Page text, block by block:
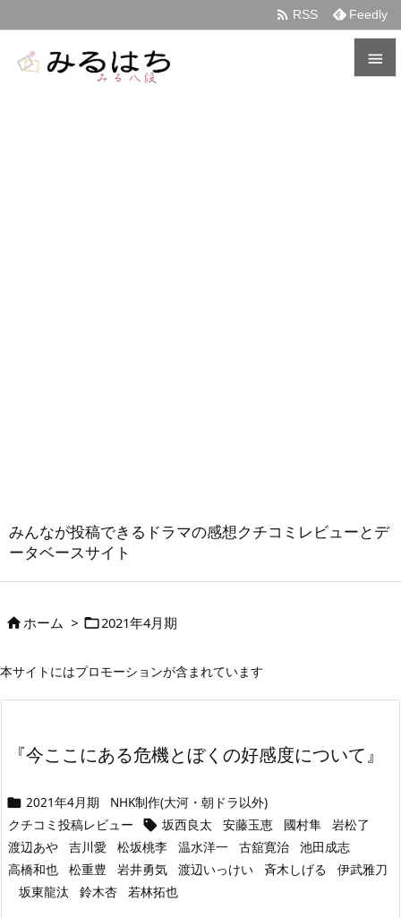
みんなが投稿できるドラマの感想クチコミレビューとデ
ータベースサイト

 RSS Feedly
ホーム > 2021年4月期
本サイトにはプロモーションが含まれています
『今ここにある危機とぼくの好感度について』
 2021年4月期
NHK制作(大河・朝ドラ以外)
クチコミ投稿レビュー
 坂西良太 安藤玉恵 國村隼
岩松了
渡辺あや
吉川愛 松坂桃李 温水洋一 古舘寛治
池田成志
高橋和也
松重豊 岩井勇気 渡辺いっけい 斉木しげる
伊武雅刀
坂東龍汰
鈴木杏 若林拓也